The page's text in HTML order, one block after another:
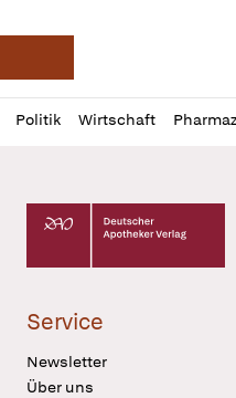
Deutsche
Politik Wirtschaft
Profil
öffnen
Daz
Pur
Deutscher Apotheker
Service
Newsletter
Über uns